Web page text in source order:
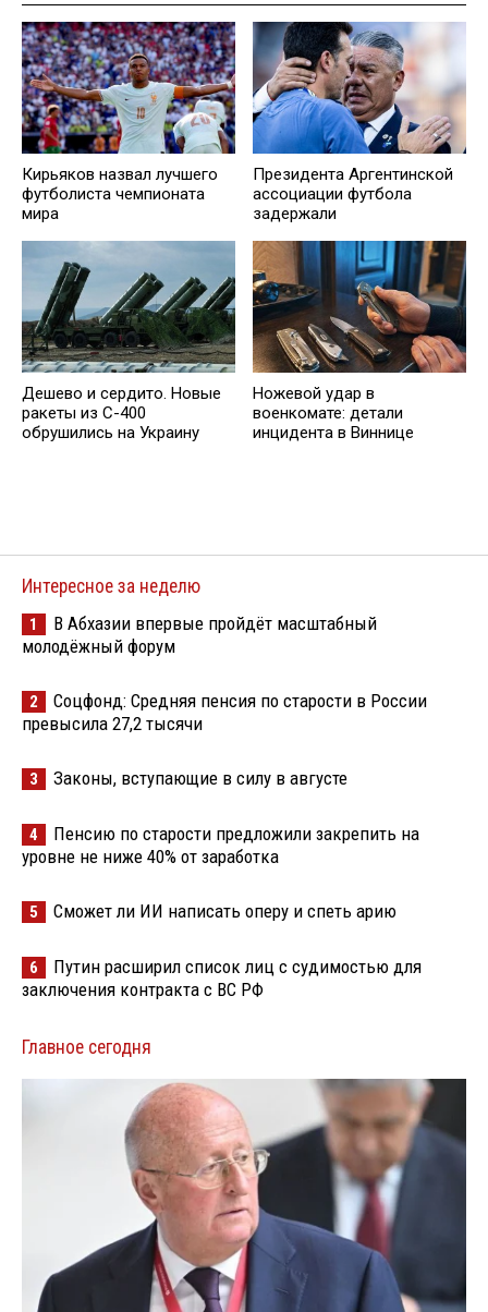
Кирьяков назвал лучшего
футболиста чемпионата
мира
Президента Аргентинской
ассоциации футбола
задержали
Дешево и сердито. Новые
ракеты из С-400
обрушились на Украину
Ножевой удар в
военкомате: детали
инцидента в Виннице
Интересное за неделю
1
В Абхазии впервые пройдёт масштабный
молодёжный форум
2
Соцфонд: Средняя пенсия по старости в России
превысила 27,2 тысячи
3 Законы, вступающие в силу в августе
4
Пенсию по старости предложили закрепить на
уровне не ниже 40% от заработка
5 Сможет ли ИИ написать оперу и спеть арию
6
Путин расширил список лиц с судимостью для
заключения контракта с ВС РФ
Главное сегодня